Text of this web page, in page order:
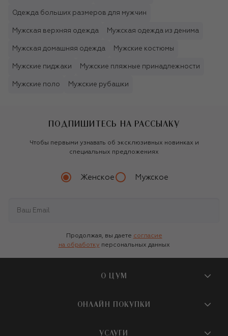
Одежда больших размеров для мужчин
Мужская верхняя одежда Мужская одежда из денима
Мужская домашняя одежда Мужские костюмы
Мужские пиджаки Мужские пляжные принадлежности
Мужские поло Мужские рубашки
ПОДПИШИТЕСЬ НА РАССЫЛКУ
Чтобы первыми узнавать об эксклюзивных новинках и
специальных предложениях
Женское Мужское
Продолжая, вы даете согласие
на обработку персональных данных
О ЦУМ
О магазине
Бутики и ПВЗ ЦУМ
ОНЛАЙН ПОКУПКИ
УСЛУГИ